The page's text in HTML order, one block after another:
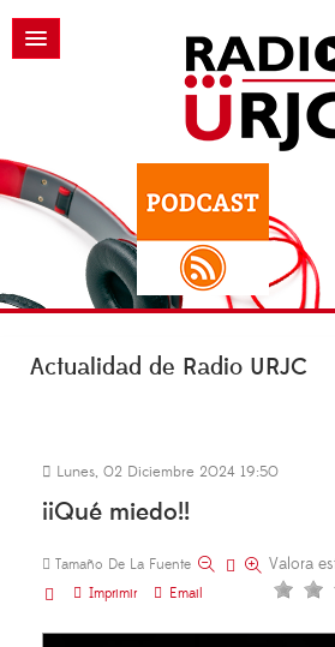
Actualidad de Radio URJC
Lunes, 02 Diciembre 2024 19:50
¡¡Qué miedo!!
Tamaño De La Fuente
Imprimir
Email
Valora